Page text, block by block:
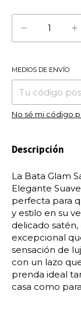
Entregas para el
MEDIOS DE ENVÍO
No sé mi código
Descripción
La Bata Glam
Elegante
perfecta para
y estilo en su
delicado
excepcional
sensación de
con un lazo
prenda ideal
casa como